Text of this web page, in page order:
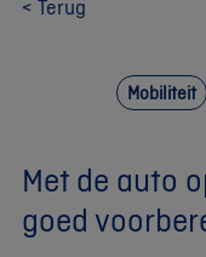
< Terug
Mobiliteit
Met de auto
goed